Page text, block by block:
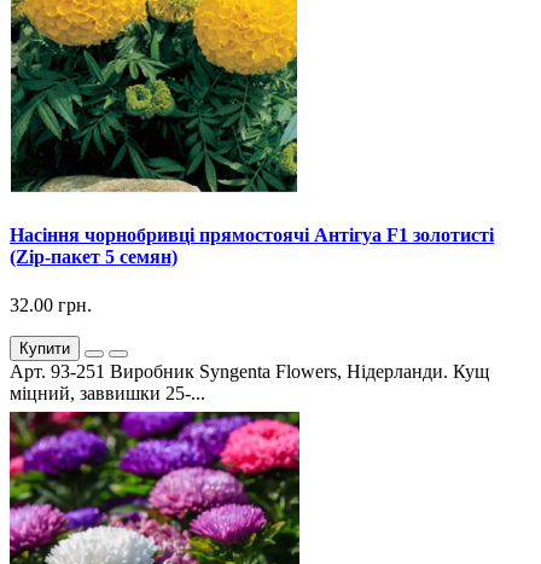
Насіння чорнобривці прямостоячі Антігуа F1 золотисті
(Zip-пакет 5 семян)
32.00 грн.
Купити
Арт. 93-251 Виробник Syngenta Flowers, Нідерланди. Кущ
міцний, заввишки 25-...